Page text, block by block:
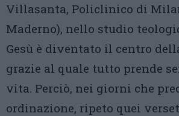
Villasanta, Policlinico di
Maderno), nello studio
Gesù è diventato il centro
grazie al quale tutto prende
vita. Perciò, nei giorni che
ordinazione, ripeto quei